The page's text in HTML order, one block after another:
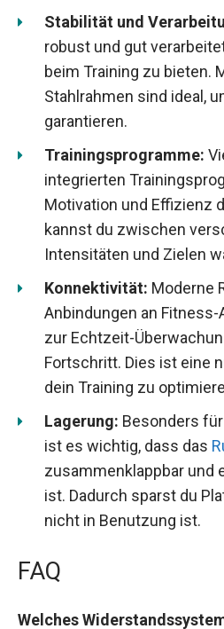
Stabilität und
robust und gut
beim Training zu bieten.
Stahlrahmen sind ideal,
garantieren.
Trainingsprogramme:
integrierten
Motivation und Effizienz
kannst du zwischen
Intensitäten und Zielen
Konnektivität: Moderne
Anbindungen an
zur Echtzeit-
Fortschritt. Dies ist eine
dein Training zu
Lagerung: Besonders
ist es wichtig, dass das
zusammenklappbar und
ist. Dadurch sparst du
nicht in Benutzung ist.
FAQ
Welches